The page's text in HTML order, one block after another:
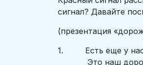
сигнал? Давайте
(презентация
1. Есть еще у нас
Это наш